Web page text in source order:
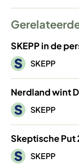
SKEPP in de
Afbeelding
SKEPP
Nerdland wint
Afbeelding
SKEPP
Skeptische Put
Afbeelding
SKEPP